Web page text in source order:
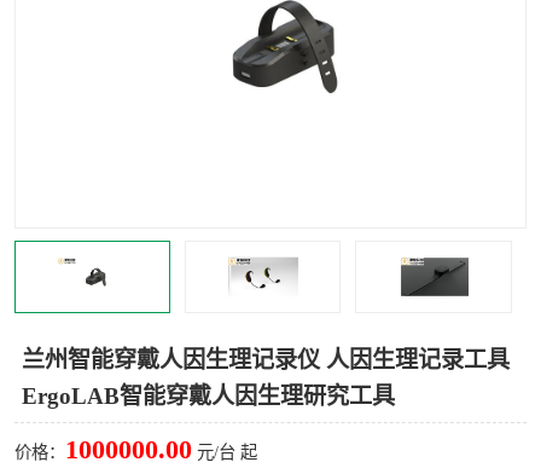
兰州智能穿戴人因生理记录仪 人因生理记录工具
ErgoLAB智能穿戴人因生理研究工具
价格： 1000000.00 元/台 起
人机交互实验室
车俩与驾驶模拟